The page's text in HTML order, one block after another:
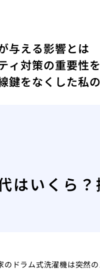
与える影響とは
ィ対策の重要性
鍵をなくした私
はいくら
ドラム式洗濯機は突然の